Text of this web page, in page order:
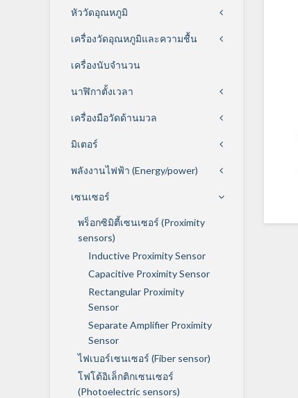
หัววัดอุณหภูมิ
เครื่องวัดอุณหภูมิและความชื้น
เครื่องนับจำนวน
นาฬิกาตั้งเวลา
เครื่องมือวัดด้านมวล
มิเตอร์
พลังงานไฟฟ้า (Energy/power)
เซนเซอร์
พร็อกซิมิตี้เซนเซอร์ (Proximity
sensors)
Inductive Proximity Sensor
Capacitive Proximity Sensor
Rectangular Proximity
Sensor
Separate Amplifier Proximity
Sensor
ไฟเบอร์เซนเซอร์ (Fiber sensor)
โฟโต้อิเล็กติกเซนเซอร์
(Photoelectric sensors)